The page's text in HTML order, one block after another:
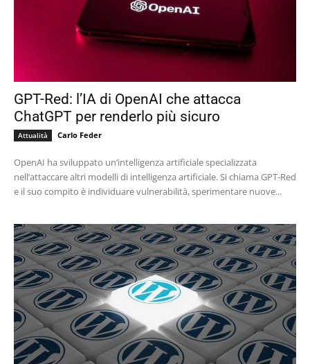
GPT-Red: l’IA di OpenAI che attacca
ChatGPT per renderlo più sicuro
Attualità Carlo Feder
OpenAI ha sviluppato un’intelligenza artificiale specializzata
nell’attaccare altri modelli di intelligenza artificiale. Si chiama GPT-Red
e il suo compito è individuare vulnerabilità, sperimentare nuove...